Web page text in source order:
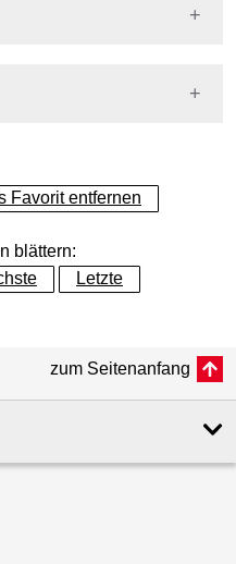
Favorit entfernen
blättern:
Letzte
zum Seitenanfang